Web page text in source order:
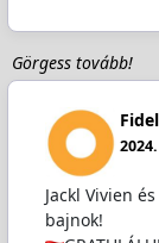
Görgess tovább!
Jackl Vivien
bajnok!